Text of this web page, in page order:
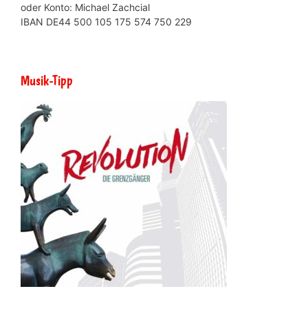
oder Konto: Michael Zachcial
IBAN DE44 500 105 175 574 750 229
Musik-Tipp